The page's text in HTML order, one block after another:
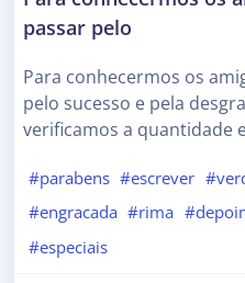
passar pelo
Para conhecermos os
pelo sucesso e pela
verificamos a quantidade
#parabens #escrever
#engracada #rima
#especiais